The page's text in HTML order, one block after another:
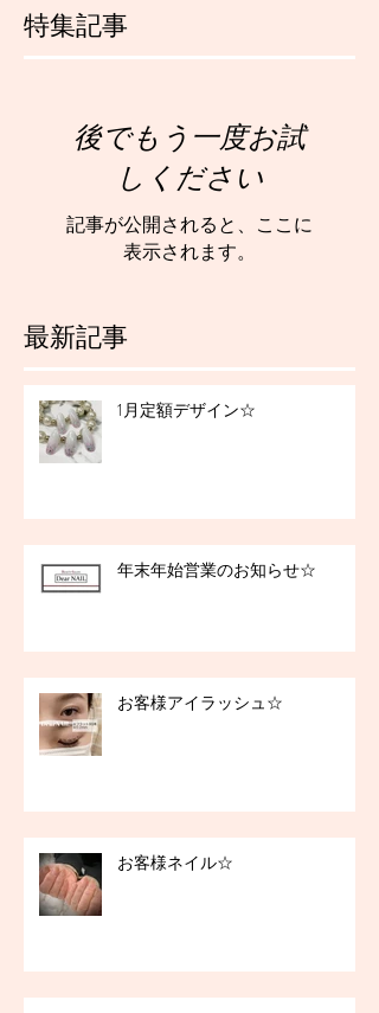
特集記事
最新記事
後でもう一度お試
しください
記事が公開されると、ここに
表示されます。
1月定額デザイン☆
年末年始営業のお知らせ☆
お客様アイラッシュ☆
お客様ネイル☆